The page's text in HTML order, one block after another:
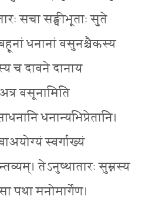
सचा सङ्घीभूताः सुते
धनानां वसुनश्चैकस्य
च दावने दानाय
वसूनामिति
धनान्यभिप्रेतानि।
स्वर्गाख्यं
तेऽनुष्थातारः सुम्नस्य
पथा मनोमार्गेण।